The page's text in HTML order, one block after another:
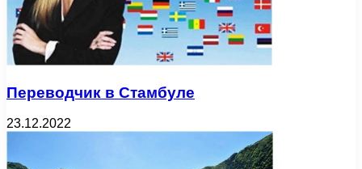
Переводчик в Стамбуле
23.12.2022